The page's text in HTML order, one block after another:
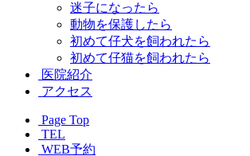
迷子になったら
動物を保護したら
初めて仔犬を飼われたら
初めて仔猫を飼われたら
医院紹介
アクセス
Page Top
TEL
WEB予約